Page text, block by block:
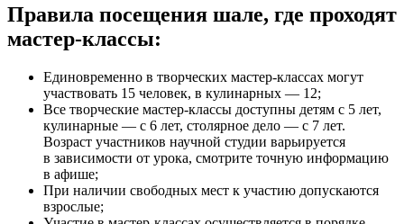
Правила посещения шале, где проходят
мастер‑классы:
Единовременно в творческих мастер-классах могут
участвовать 15 человек, в кулинарных — 12;
Все творческие мастер-классы доступны детям с 5 лет,
кулинарные — с 6 лет, столярное дело — с 7 лет.
Возраст участников научной студии варьируется
в зависимости от урока, смотрите точную информацию
в афише;
При наличии свободных мест к участию допускаются
взрослые;